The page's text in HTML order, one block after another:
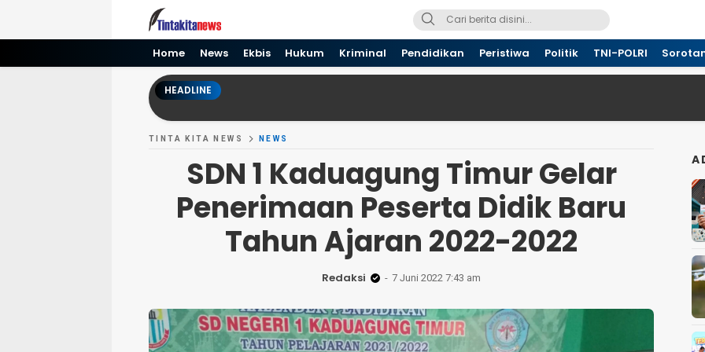
Tinta kita News
Informasi Terkini
Home News Ekbis Hukum Kriminal Pendidikan Peristiwa Politik TNI-POLRI
HEADLINE
TINTA KITA NEWS NEWS
SDN 1 Kaduagung Timur Gelar
Penerimaan Peserta Didik Baru
Tahun Ajaran 2022-2022
Redaksi 7 Juni 2022 7:43 am